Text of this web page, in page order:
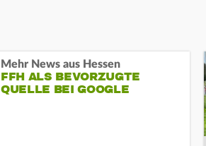
Mehr News aus Hessen
FFH ALS BEVORZUGTE
QUELLE BEI GOOGLE